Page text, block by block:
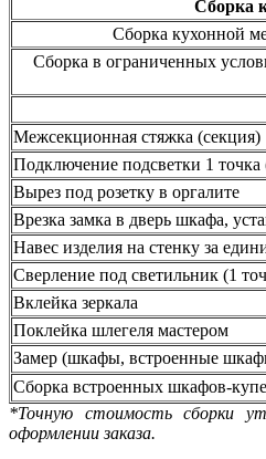
Сборка
Сборка кухонной
Сборка в ограниченных
Межсекционная стяжка (секция)
Подключение подсветки 1 точка
Вырез под розетку в оргалите
Врезка замка в дверь шкафа,
Навес изделия на стенку за
Сверление под светильник (1
Вклейка зеркала
Поклейка шлегеля мастером
Замер (шкафы, встроенные
Сборка встроенных шкафов-
*Точную стоимость сборки
оформлении заказа.